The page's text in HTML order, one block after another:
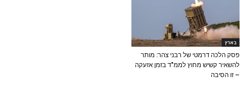
בארץ
פסק הלכה דרמטי של רבני צהר: מותר
להשאיר קשיש מחוץ לממ"ד בזמן אזעקה
– זו הסיבה